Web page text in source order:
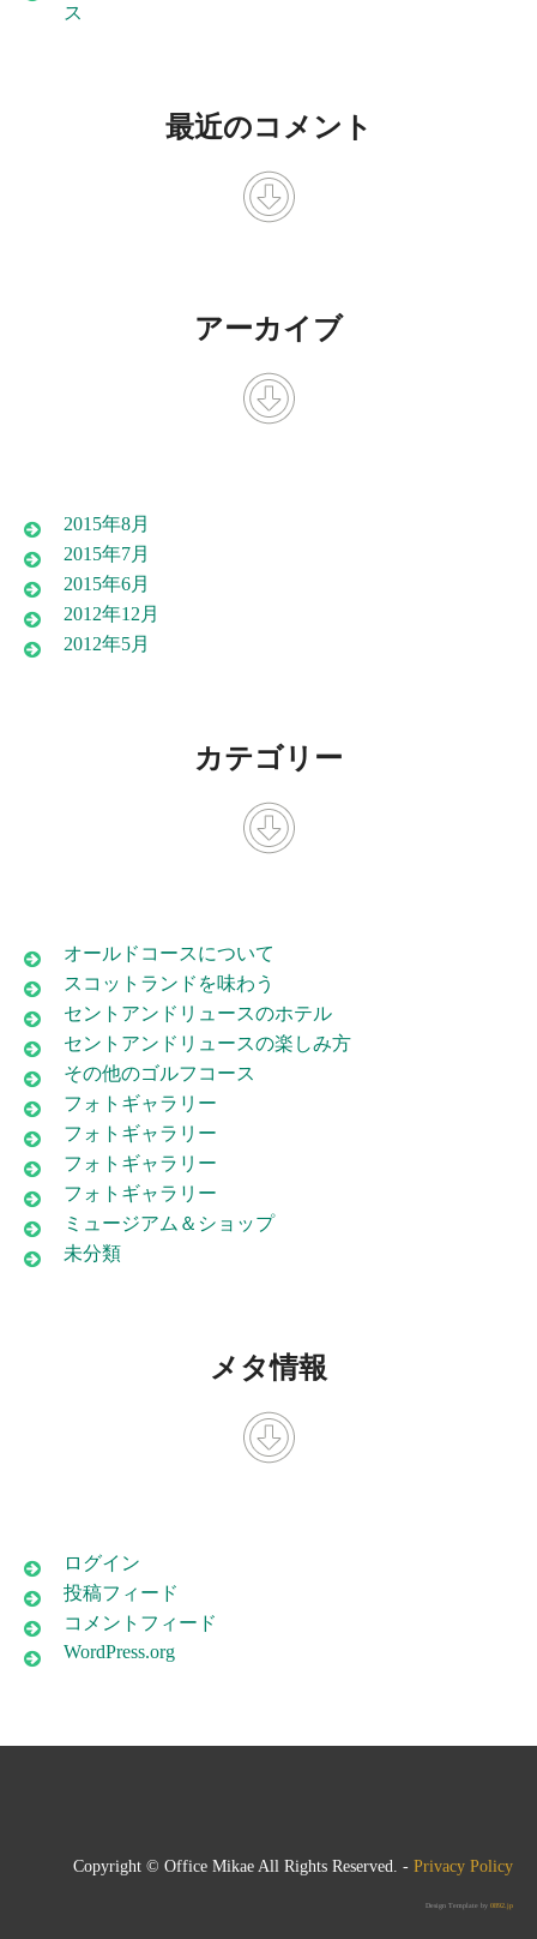
ス
最近のコメント
アーカイブ
2015年8月
2015年7月
2015年6月
2012年12月
2012年5月
カテゴリー
オールドコースについて
スコットランドを味わう
セントアンドリュースのホテル
セントアンドリュースの楽しみ方
その他のゴルフコース
フォトギャラリー
フォトギャラリー
フォトギャラリー
フォトギャラリー
ミュージアム＆ショップ
未分類
メタ情報
ログイン
投稿フィード
コメントフィード
WordPress.org
Copyright © Office Mikae All Rights Reserved. - Privacy Policy
Design Template by 0892.jp